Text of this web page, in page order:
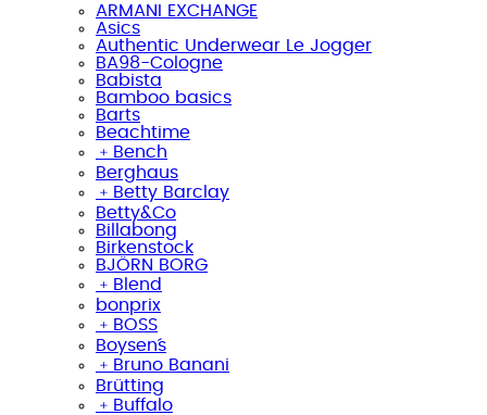
ARMANI EXCHANGE
Asics
Authentic Underwear Le Jogger
BA98-Cologne
Babista
Bamboo basics
Barts
Beachtime
﹢ Bench
Berghaus
﹢ Betty Barclay
Betty&Co
Billabong
Birkenstock
BJÖRN BORG
﹢ Blend
bonprix
﹢ BOSS
Boysen´s
﹢ Bruno Banani
Brütting
﹢ Buffalo